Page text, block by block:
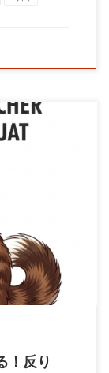
幹強化、反り
！反り